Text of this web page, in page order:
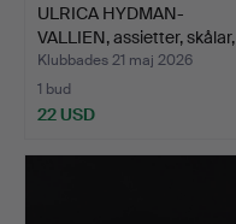
ULRICA HYDMAN-
VALLIEN, assietter, skålar,
…
Klubbades 21 maj 2026
1 bud
22 USD